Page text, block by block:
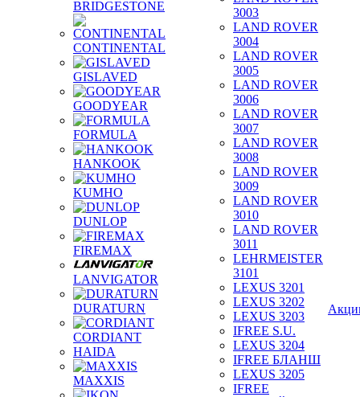
BRIDGESTONE
CONTINENTAL
GISLAVED
GOODYEAR
FORMULA
HANKOOK
KUMHO
DUNLOP
FIREMAX
LANVIGATOR
DURATURN
CORDIANT
HAIDA
MAXXIS
3003
LAND ROVER
3004
LAND ROVER
3005
LAND ROVER
3006
LAND ROVER
3007
LAND ROVER
3008
LAND ROVER
3009
LAND ROVER
3010
LAND ROVER
3011
LEHRMEISTER
3101
LEXUS 3201
LEXUS 3202
LEXUS 3203
IFREE S.U.
LEXUS 3204
IFREE БЛАНШ
LEXUS 3205
IFREE